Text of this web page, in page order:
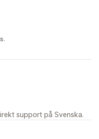
support på Svenska.